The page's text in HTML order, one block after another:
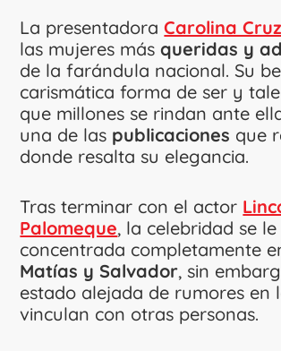
La presentadoraCarolina Cruz
las mujeres másqueridas y
de la farándula nacional. Su
carismática forma de ser y
que millones se rindan ante
una de las publicaciones que
donde resalta su elegancia.
Tras terminar con el actor
Palomeque, la celebridad se
concentrada completamente
Matías y Salvador, sin
estado alejada de rumores en
vinculan con otras personas.